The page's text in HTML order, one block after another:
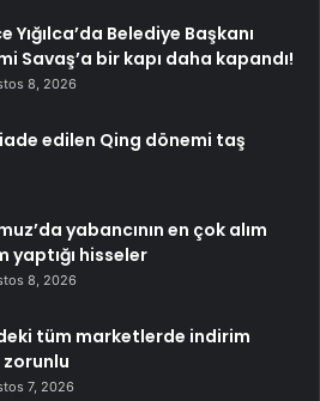
Yığılca’da Belediye Başkanı
Savaş’a bir kapı daha kapandı!
8, 2026
iade edilen Qing dönemi taş
yabancının en çok alım
yaptığı hisseler
8, 2026
tüm marketlerde indirim
zorunlu
7, 2026